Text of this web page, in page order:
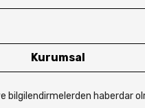
Kurumsal
bilgilendirmelerden haberdar